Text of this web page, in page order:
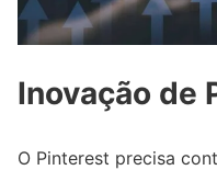
Inovação de
O Pinterest precisa